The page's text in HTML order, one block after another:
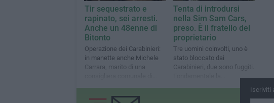
Tir sequestrato e
rapinato, sei arresti.
Anche un 48enne di
Bitonto
Operazione dei Carabinieri:
in manette anche Michele
Carrara, marito di una
Tenta di introdursi
nella Sim Sam Cars,
preso. È il fratello del
proprietario
Tre uomini coinvolti, uno è
stato bloccato dai
Carabinieri, due sono fuggiti.
Iscriviti